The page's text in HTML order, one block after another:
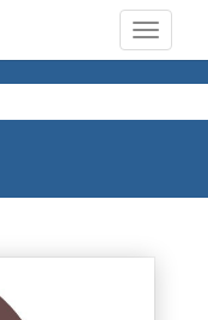
Toggle